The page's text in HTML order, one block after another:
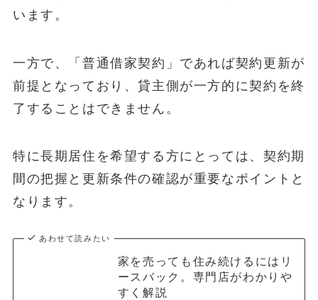
います。
一方で、「普通借家契約」であれば契約更新が
前提となっており、貸主側が一方的に契約を終
了することはできません。
特に長期居住を希望する方にとっては、契約期
間の把握と更新条件の確認が重要なポイントと
なります。
あわせて読みたい
家を売っても住み続けるにはリ
ースバック。専門店がわかりや
すく解説